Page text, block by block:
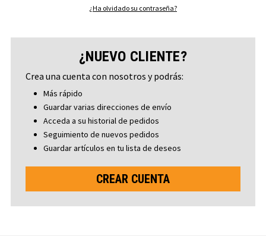
¿Ha olvidado su contraseña?
¿NUEVO CLIENTE?
Crea una cuenta con nosotros y podrás:
Más rápido
Guardar varias direcciones de envío
Acceda a su historial de pedidos
Seguimiento de nuevos pedidos
Guardar artículos en tu lista de deseos
CREAR CUENTA